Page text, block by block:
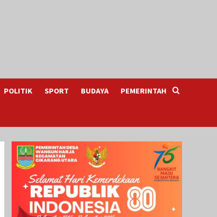
POLITIK SPORT BUDAYA PEMERINTAH